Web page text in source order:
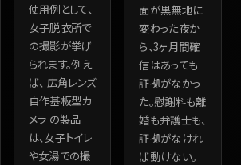
使用例として、
女子脱衣所で
の撮影が挙げ
られます。例え
ば、 広角レンズ
自作基板型カ
メラ の製品
は、女子トイレ
や女湯での撮
面が黒無地に
変わった夜か
ら、3ヶ月間確
信はあっても
証拠がなかっ
た。慰謝料も離
婚も弁護士も、
証拠がなけれ
ば動けない。